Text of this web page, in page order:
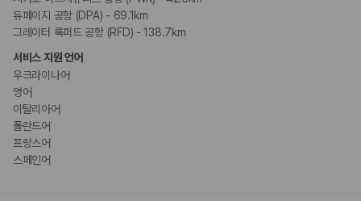
듀페이지 공항 (DPA) - 69.1km
그레이터 록퍼드 공항 (RFD) - 138.7km
서비스 지원 언어
우크라이나어
영어
이탈리아어
폴란드어
프랑스어
스페인어